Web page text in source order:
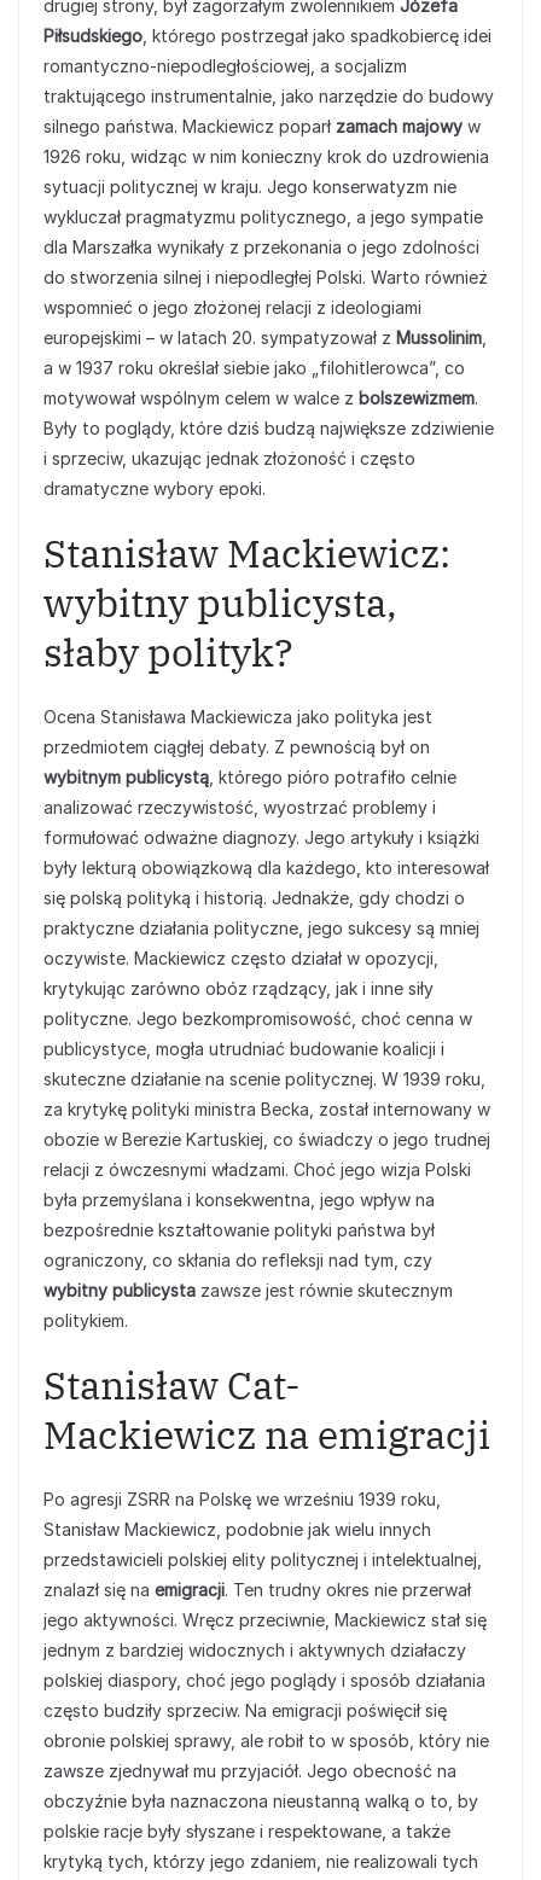
drugiej strony, był zagorzałym zwolennikiem Józefa
Piłsudskiego , którego postrzegał jako spadkobiercę idei
romantyczno-niepodległościowej, a socjalizm
traktującego instrumentalnie, jako narzędzie do budowy
silnego państwa. Mackiewicz poparł zamach majowy w
1926 roku, widząc w nim konieczny krok do uzdrowienia
sytuacji politycznej w kraju. Jego konserwatyzm nie
wykluczał pragmatyzmu politycznego, a jego sympatie
dla Marszałka wynikały z przekonania o jego zdolności
do stworzenia silnej i niepodległej Polski. Warto również
wspomnieć o jego złożonej relacji z ideologiami
europejskimi – w latach 20. sympatyzował z Mussolinim
a w 1937 roku określał siebie jako „filohitlerowca”, co
motywował wspólnym celem w walce z bolszewizmem.
Były to poglądy, które dziś budzą największe zdziwienie
i sprzeciw, ukazując jednak złożoność i często
dramatyczne wybory epoki.
Stanisław Mackiewicz:
wybitny publicysta,
słaby polityk?
Ocena Stanisława Mackiewicza jako polityka jest
przedmiotem ciągłej debaty. Z pewnością był on
wybitnym publicystą , którego pióro potrafiło celnie
analizować rzeczywistość, wyostrzać problemy i
formułować odważne diagnozy. Jego artykuły i książki
były lekturą obowiązkową dla każdego, kto interesował
się polską polityką i historią. Jednakże, gdy chodzi o
praktyczne działania polityczne, jego sukcesy są mniej
oczywiste. Mackiewicz często działał w opozycji,
krytykując zarówno obóz rządzący, jak i inne siły
polityczne. Jego bezkompromisowość, choć cenna w
publicystyce, mogła utrudniać budowanie koalicji i
skuteczne działanie na scenie politycznej. W 1939 roku,
za krytykę polityki ministra Becka, został internowany w
obozie w Berezie Kartuskiej, co świadczy o jego trudnej
relacji z ówczesnymi władzami. Choć jego wizja Polski
była przemyślana i konsekwentna, jego wpływ na
bezpośrednie kształtowanie polityki państwa był
ograniczony, co skłania do refleksji nad tym, czy
wybitny publicysta zawsze jest równie skutecznym
politykiem.
Stanisław Cat-
Mackiewicz na emigracji
Po agresji ZSRR na Polskę we wrześniu 1939 roku,
Stanisław Mackiewicz, podobnie jak wielu innych
przedstawicieli polskiej elity politycznej i intelektualnej,
znalazł się na emigracji. Ten trudny okres nie przerwał
jego aktywności. Wręcz przeciwnie, Mackiewicz stał się
jednym z bardziej widocznych i aktywnych działaczy
polskiej diaspory, choć jego poglądy i sposób działania
często budziły sprzeciw. Na emigracji poświęcił się
obronie polskiej sprawy, ale robił to w sposób, który nie
zawsze zjednywał mu przyjaciół. Jego obecność na
obczyźnie była naznaczona nieustanną walką o to, by
polskie racje były słyszane i respektowane, a także
krytyką tych, którzy jego zdaniem, nie realizowali tych